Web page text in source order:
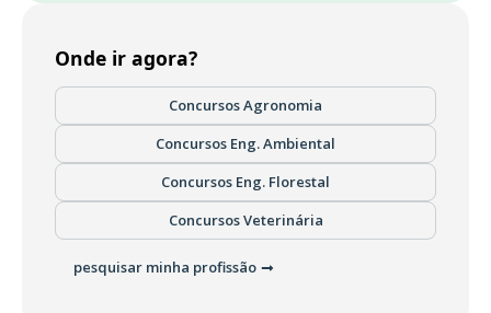
Onde ir agora?
Concursos Agronomia
Concursos Eng. Ambiental
Concursos Eng. Florestal
Concursos Veterinária
pesquisar minha profissão